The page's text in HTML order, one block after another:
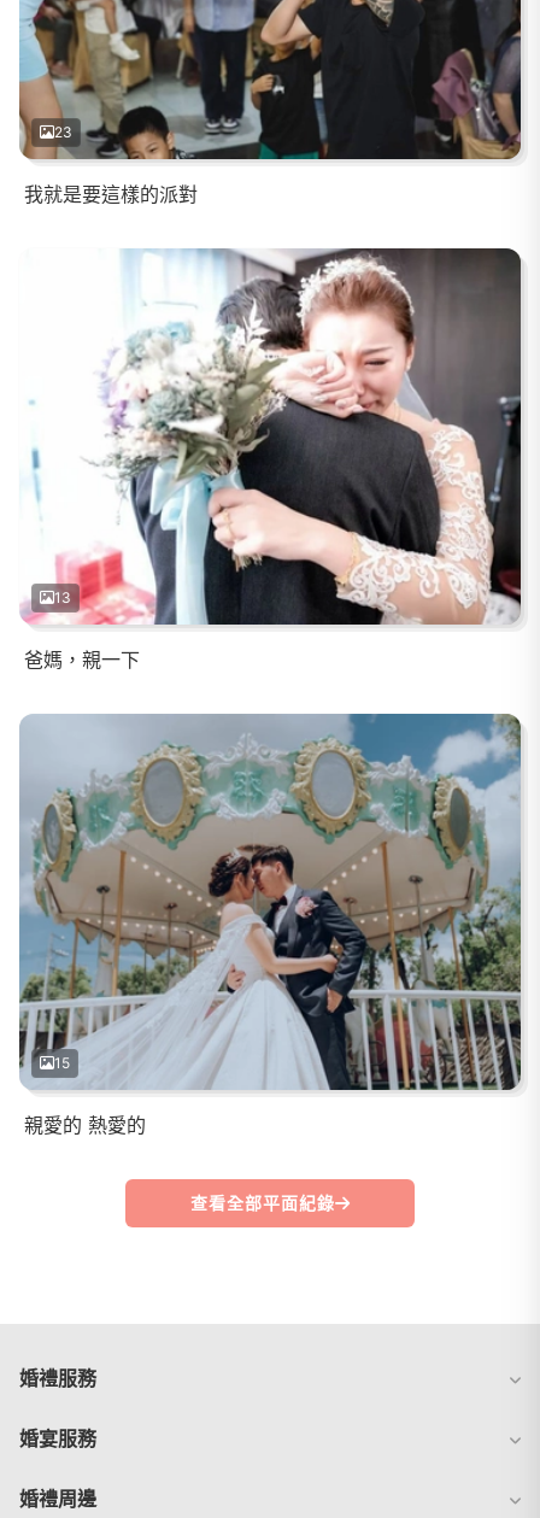
23
我就是要這樣的派對
13
爸媽，親一下
15
親愛的 熱愛的
查看全部平面紀錄
婚禮服務
婚宴服務
婚禮周邊